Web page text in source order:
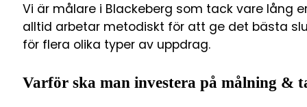
Vi är målare i Blackeberg som tack vare lång
alltid arbetar metodiskt för att ge det bästa
för flera olika typer av uppdrag.
Varför ska man investera på målning &